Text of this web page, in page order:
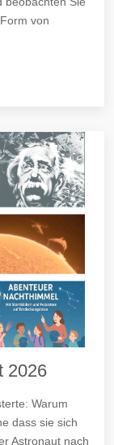
von
2026
Warum
dass sie sich
Astronaut nach